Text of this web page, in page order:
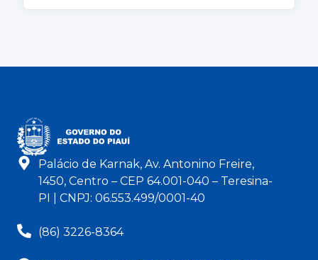
Palácio de Karnak, Av. Antonino Freire,
1450, Centro – CEP 64.001-040 – Teresina-
PI | CNPJ: 06.553.499/0001-40
(86) 3226-8364